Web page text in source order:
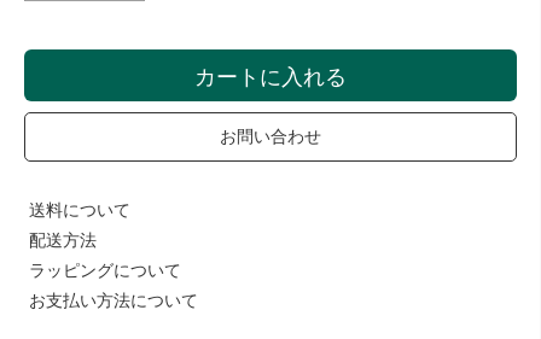
カートに入れる
お問い合わせ
送料について
配送方法
ラッピングについて
お支払い方法について